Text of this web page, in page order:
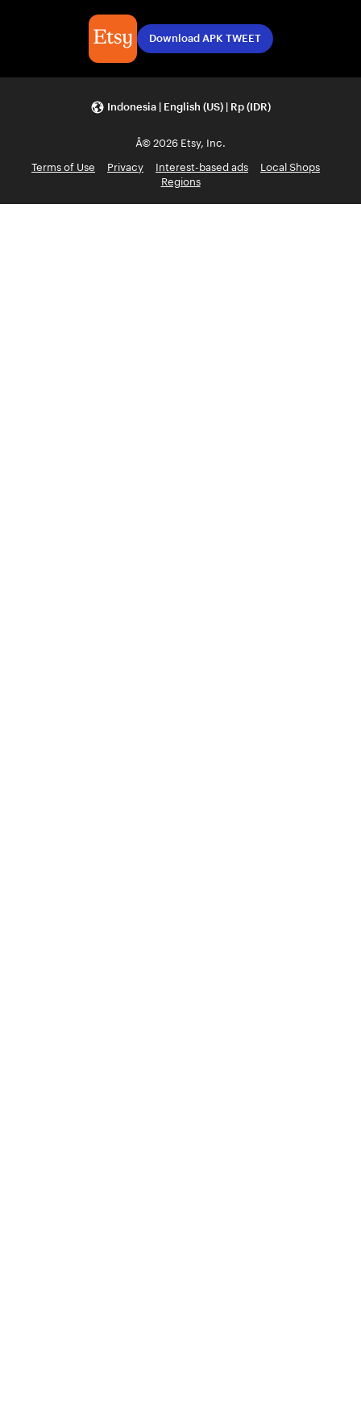
Download APK TWEET
Indonesia | English (US) | Rp (IDR)
Â© 2026 Etsy, Inc.
Terms of Use
Privacy Interest-based ads
Local Shops
Regions